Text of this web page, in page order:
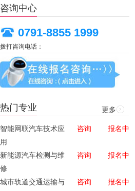
咨询中心
0791-8855 1999
拨打咨询电话：
热门专业
更多
智能网联汽车技术应
用
咨询 报名中
新能源汽车检测与维
修
咨询 报名中
城市轨道交通运输与
咨询 报名中